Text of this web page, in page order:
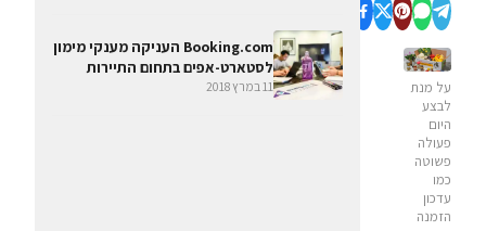
על מנת
לבצע
היום
פעולה
פשוטה
כמו
עדכון
הזמנה
Booking.com העניקה מענקי מימון
לסטארט-אפים בתחום התיירות
11 במרץ 2018